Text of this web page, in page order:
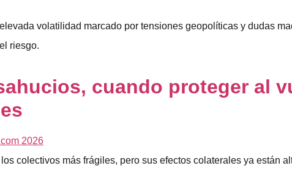
volatilidad marcado por tensiones geopolíticas y dudas
riesgo.
cuando proteger al
colectivos más frágiles, pero sus efectos colaterales ya están